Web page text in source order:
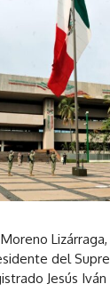
del
Jesús